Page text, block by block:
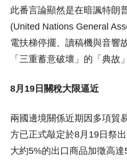
此番言論顯然是在暗諷特朗
(United Nations General
電扶梯停擺、讀稿機與音響
「三重蓄意破壞」的「典故」
8月19日關稅大限逼近
兩國邊境關係近期因多項貿
方已正式敲定於8月19日祭
大約5%的出口商品加徵高